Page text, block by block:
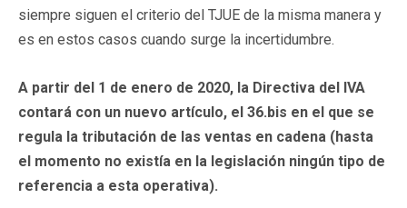
siempre siguen el criterio del TJUE de la misma manera y
es en estos casos cuando surge la incertidumbre.
A partir del 1 de enero de 2020, la Directiva del IVA
contará con un nuevo artículo, el 36.bis en el que se
regula la tributación de las ventas en cadena (hasta
el momento no existía en la legislación ningún tipo de
referencia a esta operativa).